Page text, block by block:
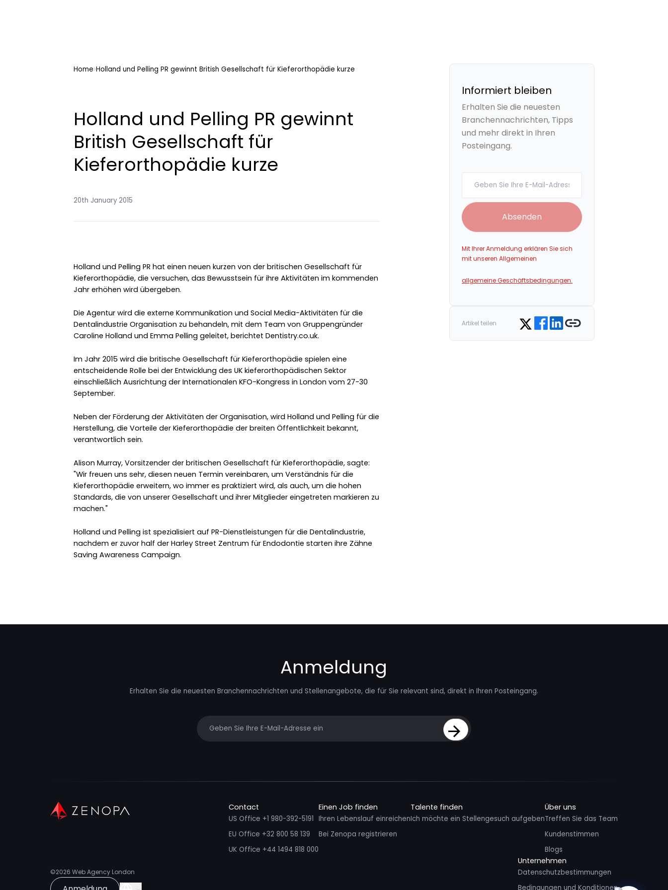
Home Holland und Pelling PR gewinnt British Gesellschaft für Kieferorthopädie kurze
Holland und Pelling PR gewinnt
British Gesellschaft für
Kieferorthopädie kurze
20th January 2015
Holland und Pelling PR hat einen neuen kurzen von der britischen Gesellschaft für
Kieferorthopädie, die versuchen, das Bewusstsein für ihre Aktivitäten im kommenden
Jahr erhöhen wird übergeben.
Die Agentur wird die externe Kommunikation und Social Media-Aktivitäten für die
Dentalindustrie Organisation zu behandeln, mit dem Team von Gruppengründer
Caroline Holland und Emma Pelling geleitet, berichtet Dentistry.co.uk.
Im Jahr 2015 wird die britische Gesellschaft für Kieferorthopädie spielen eine
entscheidende Rolle bei der Entwicklung des UK kieferorthopädischen Sektor
einschließlich Ausrichtung der Internationalen KFO-Kongress in London vom 27-30
September.
Neben der Förderung der Aktivitäten der Organisation, wird Holland und Pelling für die
Herstellung, die Vorteile der Kieferorthopädie der breiten Öffentlichkeit bekannt,
verantwortlich sein.
Alison Murray, Vorsitzender der britischen Gesellschaft für Kieferorthopädie, sagte:
"Wir freuen uns sehr, diesen neuen Termin vereinbaren, um Verständnis für die
Kieferorthopädie erweitern, wo immer es praktiziert wird, als auch, um die hohen
Standards, die von unserer Gesellschaft und ihrer Mitglieder eingetreten markieren zu
machen."
Holland und Pelling ist spezialisiert auf PR-Dienstleistungen für die Dentalindustrie,
nachdem er zuvor half der Harley Street Zentrum für Endodontie starten ihre Zähne
Saving Awareness Campaign.
Informiert bleiben
Erhalten Sie die neuesten
Branchennachrichten, Tipps
und mehr direkt in Ihren
Posteingang.
Absenden
Mit Ihrer Anmeldung erklären Sie sich
mit unseren Allgemeinen
allgemeine Geschäftsbedingungen.
Artikel teilen Share on Twitter
Share on Facebook
Share on LinkedIn
Copy link
Anmeldung
Erhalten Sie die neuesten Branchennachrichten und Stellenangebote, die für Sie relevant sind, direkt in Ihren Posteingang.
Sign Up
©2026 Web Agency London
Contact
US Office +1 980-392-5191
EU Office +32 800 58 139
UK Office +44 1494 818 000
Einen Job finden
Ihren Lebenslauf einreichen
Bei Zenopa registrieren
Talente finden
Ich möchte ein Stellengesuch aufgeben
Über uns
Treffen Sie das Team
Kundenstimmen
Blogs
Unternehmen
Datenschutzbestimmungen
Bedingungen und Konditionen